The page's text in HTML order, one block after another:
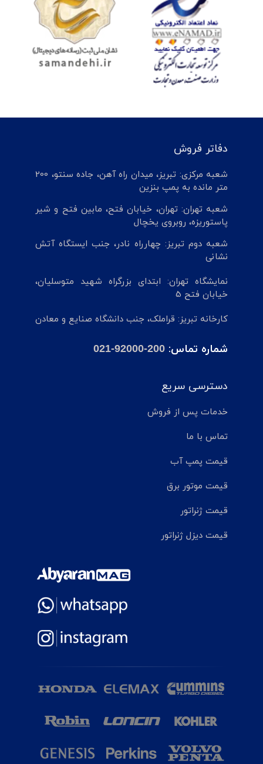
دفاتر فروش
شعبه مرکزی: تبریز، میدان راه آهن، جاده سنتو، 200
متر مانده به پمپ بنزین
شعبه تهران: تهران، خیابان فتح، مابین فتح و شیر
پاستوریزه، روبروی یخچال
شعبه دوم تبریز: چهارراه نادر، جنب ایستگاه آتش
نشانی
نمایشگاه تهران: ابتدای بزرگراه شهید متوسلیان،
خیابان فتح 5
کارخانه تبریز: قراملک، جنب دانشگاه صنایع و معادن
شماره تماس: 021-92000-200
دسترسی سریع
خدمات پس از فروش
تماس با ما
قیمت پمپ آب
قیمت موتور برق
قیمت ژنراتور
قیمت دیزل ژنراتور